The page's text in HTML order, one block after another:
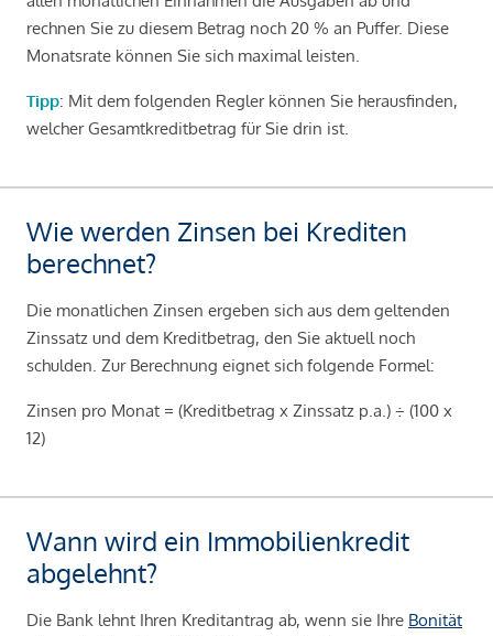
rechnen Sie zu diesem Betrag noch 20 % an Puffer. Diese
Monatsrate können Sie sich maximal leisten.
Tipp: Mit dem folgenden Regler können Sie herausfinden,
welcher Gesamtkreditbetrag für Sie drin ist.
Wie werden Zinsen bei Krediten
berechnet?
Die monatlichen Zinsen ergeben sich aus dem geltenden
Zinssatz und dem Kreditbetrag, den Sie aktuell noch
schulden. Zur Berechnung eignet sich folgende Formel:
Zinsen pro Monat = (Kreditbetrag x Zinssatz p.a.) ÷ (100 x
12)
Wann wird ein Immobilienkredit
abgelehnt?
Die Bank lehnt Ihren Kreditantrag ab, wenn sie Ihre Bonität